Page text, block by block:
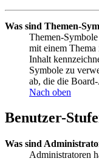
Was sind Themen-
Themen-
mit einem Thema
Inhalt
Symbole zu
ab, die die
Nach oben
Benutzer-
Was sind
Administratoren